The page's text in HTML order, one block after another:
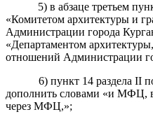
5) в абзаце третьем
«Комитетом архитектуры и
Администрации города
«Департаментом
отношений Администрации
6) пункт 14 раздела II
дополнить словами «и МФЦ, в
через МФЦ,»;